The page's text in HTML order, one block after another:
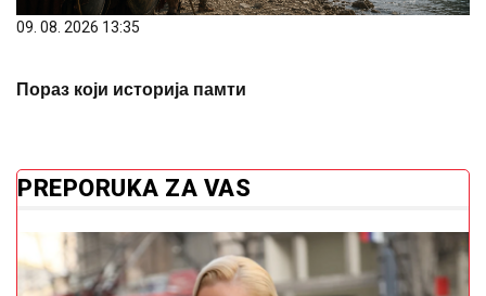
Пораз који историја памти